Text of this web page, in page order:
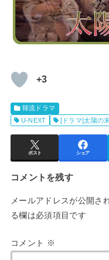
+3
韓流ドラマ
U-NEXT
[ドラマ]太陽の
ポスト シェア
コメントを残す
メールアドレスが公開さ
る欄は必須項目です
コメント ※